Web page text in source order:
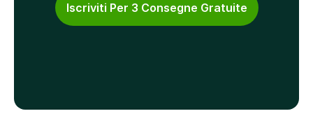
Iscriviti Per 3 Consegne Gratuite